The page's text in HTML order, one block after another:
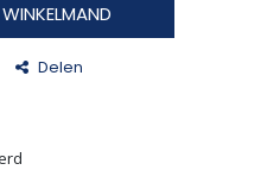
Delen